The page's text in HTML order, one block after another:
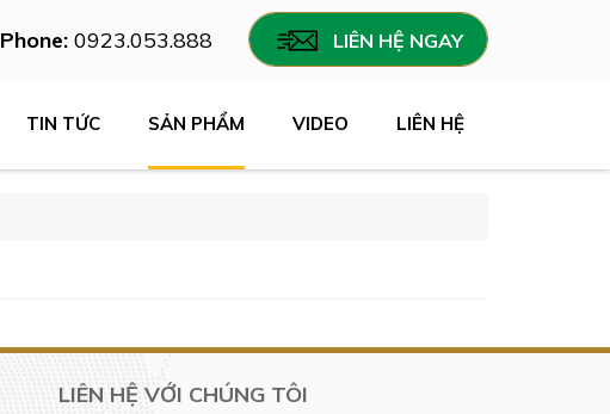
Phone: 0923.053.888 LIÊN HỆ NGAY
TIN TỨC SẢN PHẨM VIDEO LIÊN HỆ
LIÊN HỆ VỚI CHÚNG TÔI